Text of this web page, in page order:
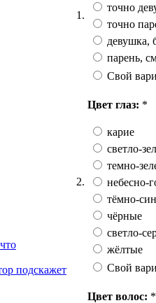
1.
точно
точно
девушка,
парень,
Свой
2.
Цвет глаз: *
карие
светло-
темно-
небесно-
тёмно-
чёрные
светло-
жёлтые
Свой
Цвет волос: *